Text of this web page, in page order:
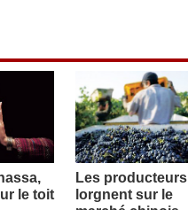
le toit
Les producteurs
lorgnent sur le